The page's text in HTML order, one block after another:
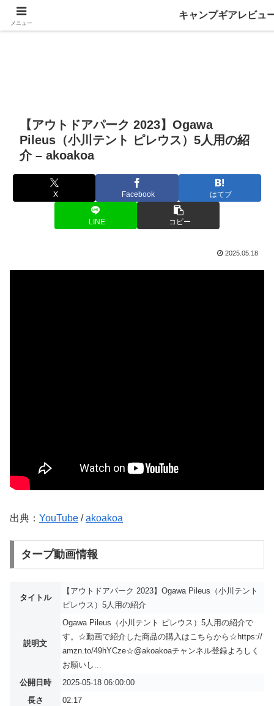
【アウトドアパーク 2023】Ogawa
Pileus（小川テント ピレウス）5人用の紹
介 – akoakoa
X Facebook はてブ
LINE コピー
2025.05.18
出典： YouTube /akoakoa
タープ動画情報
タイトル
【アウトドアパーク 2023】Ogawa Pileus（小川テント
ピレウス）5人用の紹介
説明文
Ogawa Pileus（小川テント ピレウス）5人用の紹介で
す。☆動画で紹介した商品の購入はこちらから☆https://
amzn.to/49hYCze☆@akoakoaチャンネル登録よろしく
お願いし...
公開日時
2025-05-18 06:00:00
長さ
02:17
メニュー
キャンプギアレビュ